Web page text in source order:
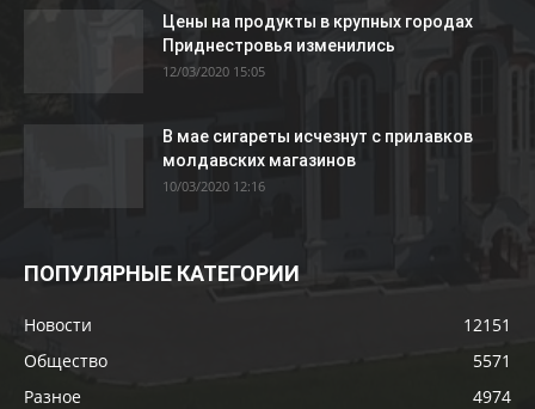
Цены на продукты в крупных городах
Приднестровья изменились
12/03/2020 15:05
В мае сигареты исчезнут с прилавков
молдавских магазинов
10/03/2020 12:16
ПОПУЛЯРНЫЕ КАТЕГОРИИ
Новости
12151
Общество
5571
Разное
4974